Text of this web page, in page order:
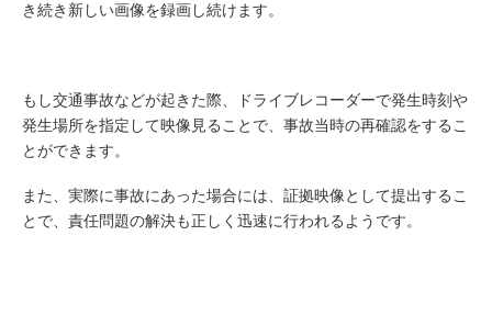
き続き新しい画像を録画し続けます。
もし交通事故などが起きた際、ドライブレコーダーで発生時刻や
発生場所を指定して映像見ることで、事故当時の再確認をするこ
とができます。
また、実際に事故にあった場合には、証拠映像として提出するこ
とで、責任問題の解決も正しく迅速に行われるようです。